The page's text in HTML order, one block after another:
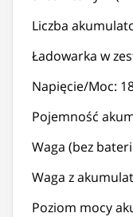
Liczba
Ładowarka w
Napięcie/Moc:
Pojemność
Waga (bez
Waga z
Poziom mocy